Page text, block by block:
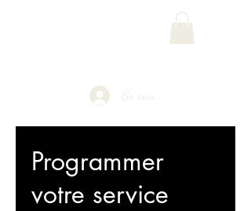
Se connecter
Programmer
votre service